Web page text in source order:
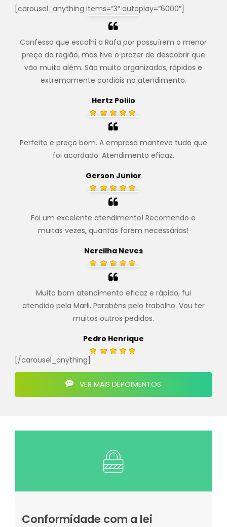
[carousel_anything items=”3″ autoplay=”6000″]
Confesso que escolhi a Rafa por possuírem o menor
preço da região, mas tive o prazer de descobrir que
vão muito além. São muito organizados, rápidos e
extremamente cordiais no atendimento.
Hertz Polilo
Perfeito e preço bom. A empresa manteve tudo que
foi acordado. Atendimento eficaz.
Gerson Junior
Foi um excelente atendimento! Recomendo e
muitas vezes, quantas forem necessárias!
Nercilha Neves
Muito bom atendimento eficaz e rápido, fui
atendido pela Marli. Parabéns pelo trabalho. Vou ter
muitos outros pedidos.
Pedro Henrique
[/carousel_anything]
VER MAIS DEPOIMENTOS
Conformidade com a lei